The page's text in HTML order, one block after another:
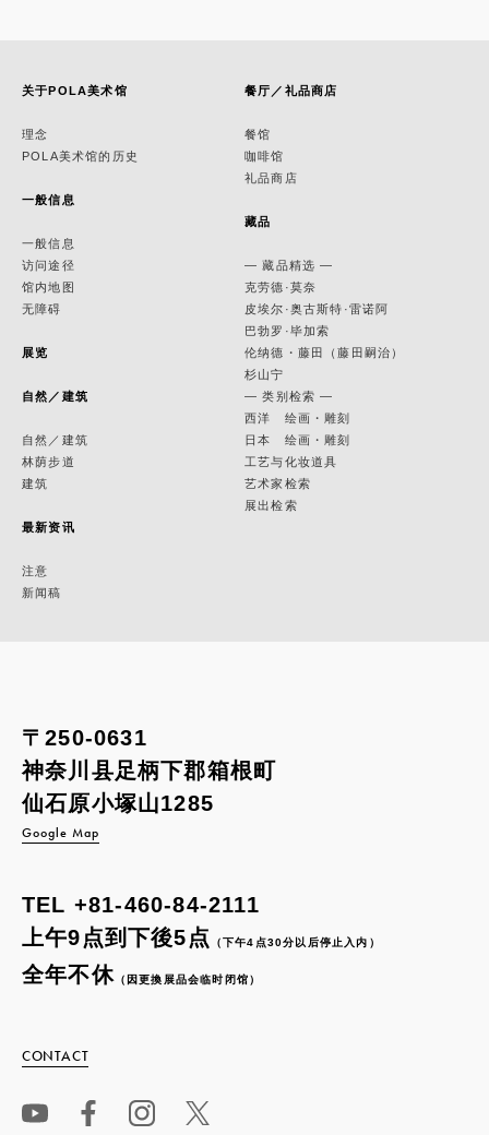
关于POLA美术馆
理念
POLA美术馆的历史
一般信息
一般信息
访问途径
馆内地图
无障碍
展览
自然／建筑
自然／建筑
林荫步道
建筑
最新资讯
注意
新闻稿
餐厅／礼品商店
餐馆
咖啡馆
礼品商店
藏品
— 藏品精选 —
克劳德·莫奈
皮埃尔·奥古斯特·雷诺阿
巴勃罗·毕加索
伦纳德・藤田（藤田嗣治）
杉山宁
— 类别检索 —
西洋 绘画・雕刻
日本 绘画・雕刻
工艺与化妆道具
艺术家检索
展出检索
〒250-0631
神奈川县足柄下郡箱根町
仙石原小塚山1285
Google Map
TEL +81-460-84-2111
上午9点到下後5点
（下午4点30分以后停止入内）
全年不休（因更換展品会临时闭馆）
CONTACT